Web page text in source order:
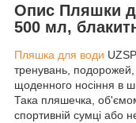
Опис Пляшки
500 мл,
Пляшка для води
тренувань, подорожей,
щоденного носіння в
Така пляшечка,
спортивній сумці або